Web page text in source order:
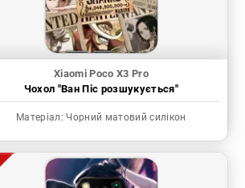
Xiaomi Poco X3 Pro
Чохол "Ван Піс розшукується"
Матеріал: Чорний матовий силікон